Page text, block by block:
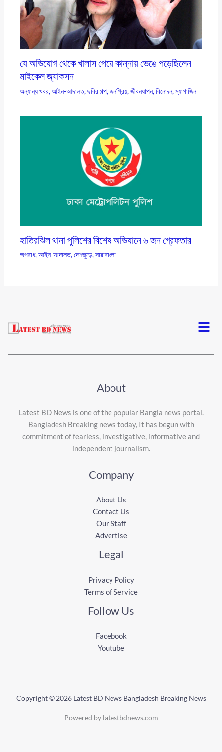
যে অভিযোগ থেকে খালাস পেয়ে কান্নায় ভেঙে পড়েছিলেন
মাইকেল জ্যাকসন
অন্যান্য খবর,আইন-আদালত,ছবির গল্প,জনপ্রিয়,জীবনযাপন,বিনোদন,ম্যাগাজিন
হাতিরঝিল থানা পুলিশের বিশেষ অভিযানে ৬ জন গ্রেফতার
অপরাধ,আইন-আদালত,দেশজুড়ে,সারাবাংলা
Menu
About
Latest BD News is one of the popular Bangla news portal.
Bangladesh Breaking news today, It has begun with
commitment of fearless, investigative, informative and
independent journalism.
Company
About Us
Contact Us
Our Staff
Advertise
Legal
Privacy Policy
Terms of Service
Follow Us
Facebook
Youtube
Copyright © 2026 Latest BD News Bangladesh Breaking News
Powered by latestbdnews.com